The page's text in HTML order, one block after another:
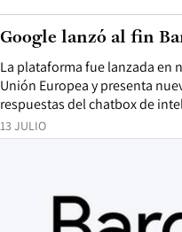
13 JULIO
La plataforma fue lanzada en
Unión Europea y presenta
respuestas del chatbox de
Google lanzó al fin